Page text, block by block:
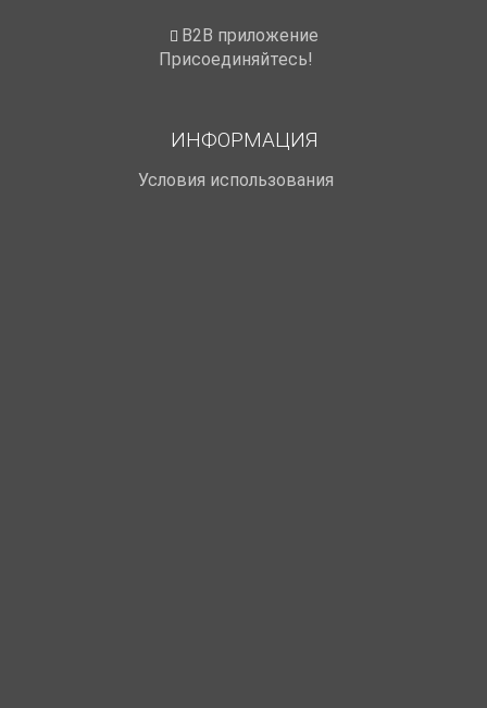
B2B приложение
Присоединяйтесь!
ИНФОРМАЦИЯ
Условия использования